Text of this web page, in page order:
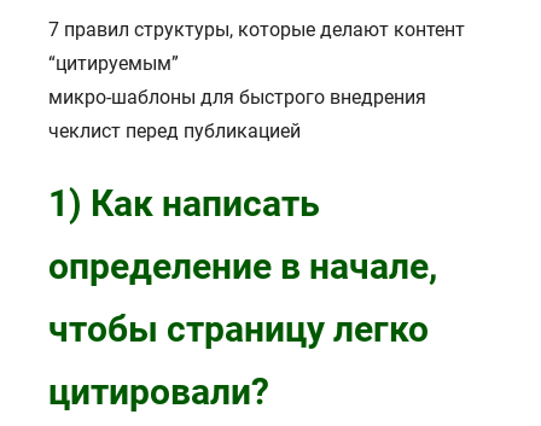
7 правил структуры, которые делают контент
“цитируемым”
микро-шаблоны для быстрого внедрения
чеклист перед публикацией
1) Как написать
определение в начале,
чтобы страницу легко
цитировали?